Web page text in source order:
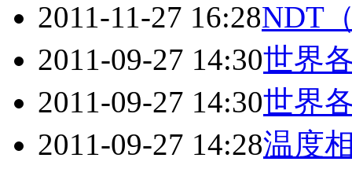
2011-11-27 16:28NDT
2011-09-27 14:30世界
2011-09-27 14:30世界
2011-09-27 14:28温度